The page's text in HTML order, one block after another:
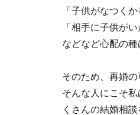
「子供がなつく
「相手に子供が
などなど心配の種
そのため、再婚
そんな人にこそ
くさんの結婚相